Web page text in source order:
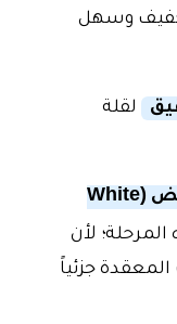
وسهل
لقلة
خبز العجين المخمّر الأبيض (White
لأن
جزئياً